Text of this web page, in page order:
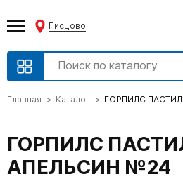
Писцово
Главная Каталог ГОРПИЛС
ГОРПИЛС
АПЕЛЬСИН №24